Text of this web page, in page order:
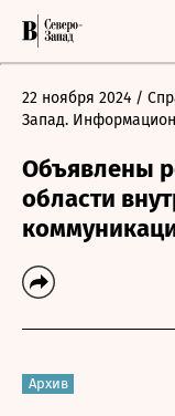
22 ноября 2024 /
Запад.
Объявлены
области
Архив